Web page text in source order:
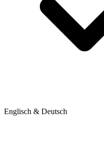
Englisch & Deutsch